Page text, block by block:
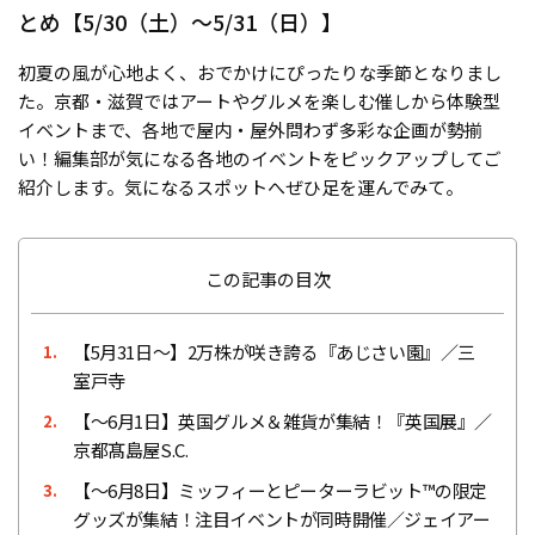
とめ【5/30（土）〜5/31（日）】
初夏の風が心地よく、おでかけにぴったりな季節となりまし
た。京都・滋賀ではアートやグルメを楽しむ催しから体験型
イベントまで、各地で屋内・屋外問わず多彩な企画が勢揃
い！編集部が気になる各地のイベントをピックアップしてご
紹介します。気になるスポットへぜひ足を運んでみて。
この記事の目次
1.
【5月31日〜】2万株が咲き誇る『あじさい園』／三
室戸寺
2.
【〜6月1日】英国グルメ＆雑貨が集結！『英国展』／
京都髙島屋S.C.
3.
【〜6月8日】ミッフィーとピーターラビット™︎の限定
グッズが集結！注目イベントが同時開催／ジェイアー